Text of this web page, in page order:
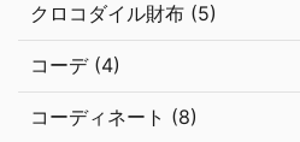
クロコダイル財布 (5)
コーデ (4)
コーディネート (8)